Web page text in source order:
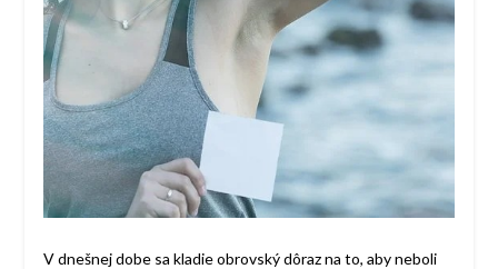
V dnešnej dobe sa kladie obrovský dôraz na to, aby neboli